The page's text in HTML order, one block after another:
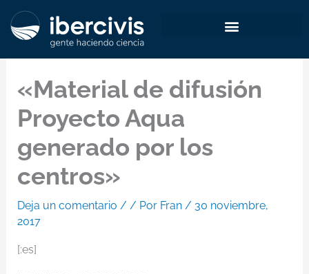
«Material de difusión
Proyecto Aqua
generado por los
centros»
Deja un comentario / / Por Fran / 30 noviembre,
2017
[:es]